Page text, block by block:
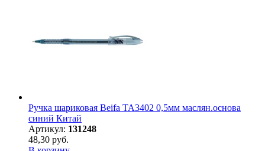
Ручка шариковая Beifa ТА3402 0,5мм маслян.основа
синий Китай
Артикул: 131248
48,30 руб.